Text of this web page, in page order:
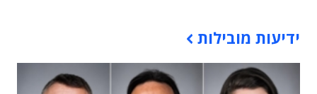
ידיעות מובילות